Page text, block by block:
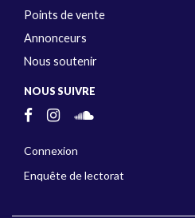
Points de vente
Annonceurs
Nous soutenir
NOUS SUIVRE
Connexion
Enquête de lectorat